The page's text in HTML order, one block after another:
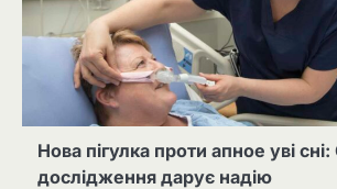
Нова пігулка проти апное уві
дослідження дарує надію